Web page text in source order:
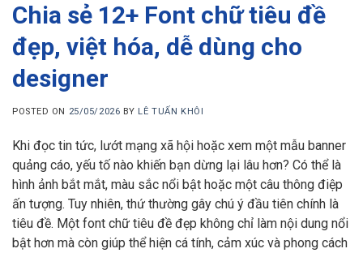
Chia sẻ 12+ Font chữ tiêu đề
đẹp, việt hóa, dễ dùng cho
designer
POSTED ON 25/05/2026 BY LÊ TUẤN KHÔI
Khi đọc tin tức, lướt mạng xã hội hoặc xem một mẫu banner
quảng cáo, yếu tố nào khiến bạn dừng lại lâu hơn? Có thể là
hình ảnh bắt mắt, màu sắc nổi bật hoặc một câu thông điệp
ấn tượng. Tuy nhiên, thứ thường gây chú ý đầu tiên chính là
tiêu đề. Một font chữ tiêu đề đẹp không chỉ làm nội dung nổi
bật hơn mà còn giúp thể hiện cá tính, cảm xúc và phong cách